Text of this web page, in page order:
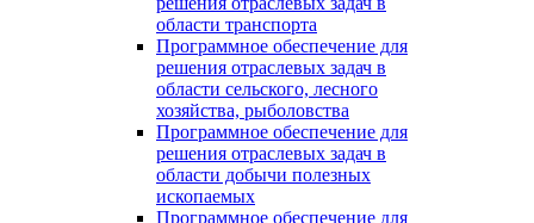
области транспорта
Программное обеспечение для
решения отраслевых задач в
области сельского, лесного
хозяйства, рыболовства
Программное обеспечение для
решения отраслевых задач в
области добычи полезных
ископаемых
Программное обеспечение для